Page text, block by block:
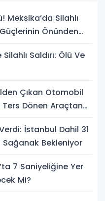
Meksika’da Silahlı
Önünden
Saldırı: Ölü Ve
Çıkan Otomobil
Ters Dönen Araçtan
İstanbul Dahil 31
Bekleniyor
7 Saniyeliğine Yer
Mi?